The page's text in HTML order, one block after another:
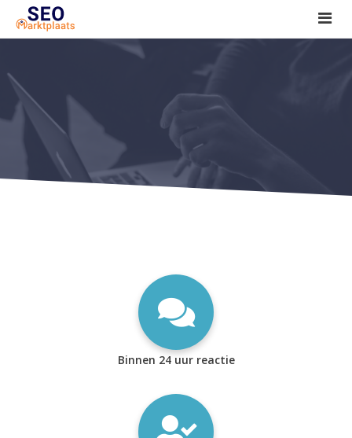
SEO tools reviews
Marketeer bij jou in de buurt?
Offerte
1. Seo voor beginners +
2. Onderzoeken +
Binnen 24 uur reactie